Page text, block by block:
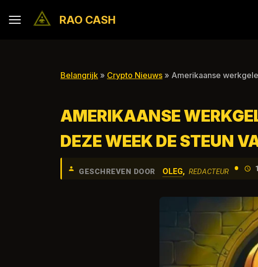
RAO CASH
Belangrijk » Crypto Nieuws » Amerikaanse
AMERIKAANSE
DEZE WEEK DE STEUN
GESCHREVEN DOOR OLEG, REDACTEUR •